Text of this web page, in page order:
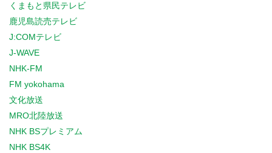
くまもと県民テレビ
鹿児島読売テレビ
J:COMテレビ
J-WAVE
NHK-FM
FM yokohama
文化放送
MRO北陸放送
NHK BSプレミアム
NHK BS4K